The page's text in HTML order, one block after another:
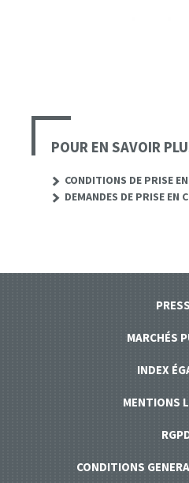
POUR EN SAVOIR
CONDITIONS DE PRISE
DEMANDES DE PRISE EN
MARCHÉS
INDEX
MENTIONS
CONDITIONS